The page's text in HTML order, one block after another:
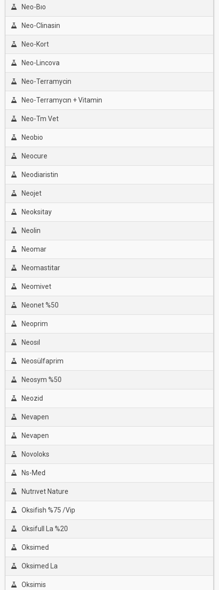
Neo-Bıo
Neo-Clinasin
Neo-Kort
Neo-Lincova
Neo-Terramycin
Neo-Terramycın + Vitamin
Neo-Tm Vet
Neobio
Neocure
Neodiaristin
Neojet
Neoksitay
Neolin
Neomar
Neomastitar
Neomivet
Neonet %50
Neoprim
Neosıl
Neosülfaprim
Neosym %50
Neozid
Nevapen
Nevapen
Novoloks
Ns-Med
Nutrıvet Nature
Oksifish %75 /Vip
Oksifull La %20
Oksimed
Oksimed La
Oksimis